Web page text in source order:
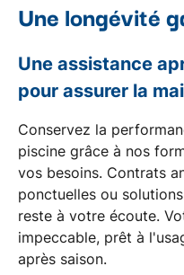
Une longévité
Une assistance
pour assurer la
Conservez la
piscine grâce à nos
vos besoins. Contrats
ponctuelles ou
reste à votre écoute.
impeccable, prêt à
après saison.